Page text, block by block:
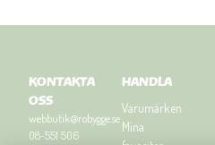
KONTAKTA
OSS
webbutik@robygge.se
08-551 506
HANDLA
Varumärken
Mina